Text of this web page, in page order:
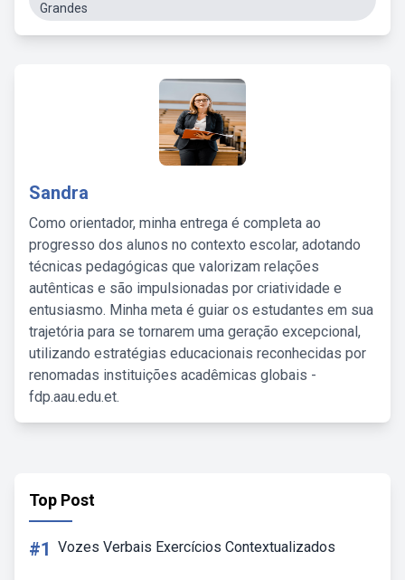
Grandes
Sandra
Como orientador, minha entrega é completa ao
progresso dos alunos no contexto escolar, adotando
técnicas pedagógicas que valorizam relações
autênticas e são impulsionadas por criatividade e
entusiasmo. Minha meta é guiar os estudantes em sua
trajetória para se tornarem uma geração excepcional,
utilizando estratégias educacionais reconhecidas por
renomadas instituições acadêmicas globais -
fdp.aau.edu.et.
Top Post
#1 Vozes Verbais Exercícios Contextualizados